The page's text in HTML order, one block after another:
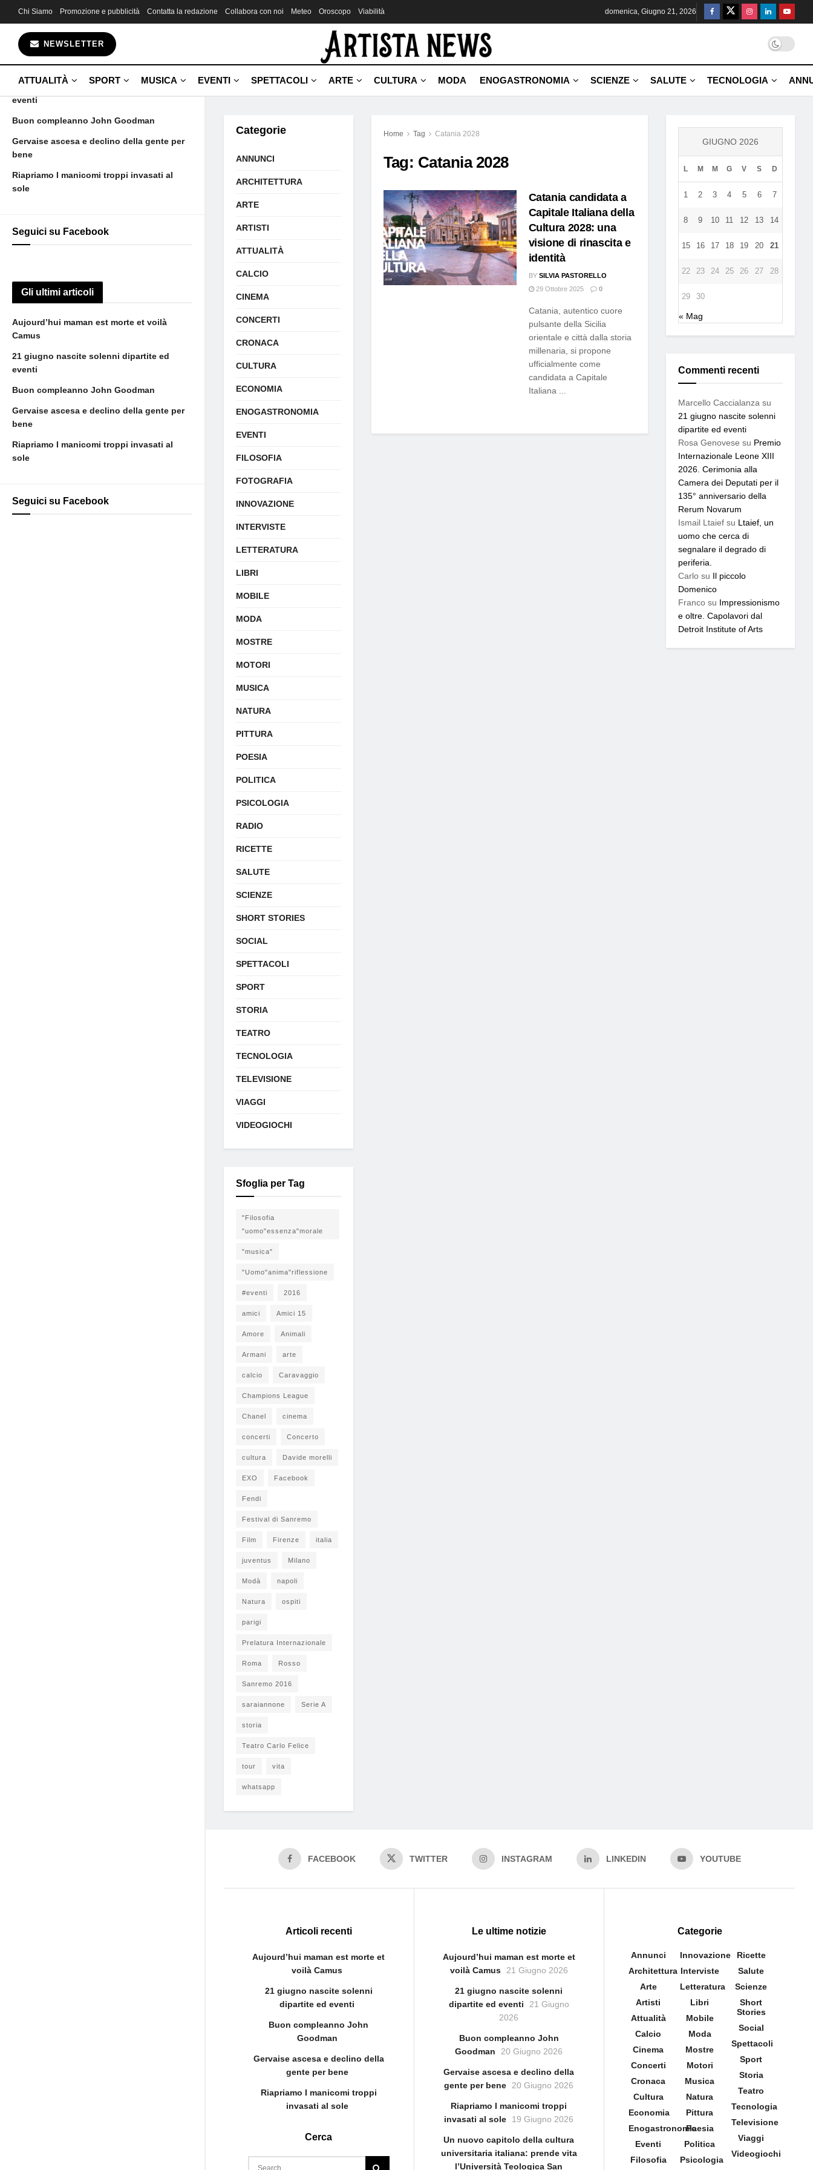
Gli ultimi articoli
Aujourd’hui maman est morte et voilà
Camus
21 giugno nascite solenni dipartite ed
eventi
Buon compleanno John Goodman
Gervaise ascesa e declino della gente per
bene
Riapriamo I manicomi troppi invasati al
sole
Seguici su Facebook
Gli ultimi articoli
Aujourd’hui maman est morte et voilà
Camus
21 giugno nascite solenni dipartite ed
eventi
Buon compleanno John Goodman
Gervaise ascesa e declino della gente per
bene
Riapriamo I manicomi troppi invasati al
sole
Seguici su Facebook
Chi Siamo Promozione e pubblicità Contatta la redazione Collabora con noi Meteo Oroscopo Viabilità domenica, Giugno 21, 2026
NEWSLETTER
ATTUALITÀ SPORT MUSICA EVENTI SPETTACOLI ARTE CULTURA MODA ENOGASTRONOMIA SCIENZE SALUTE TECNOLOGIA
Home Tag Catania 2028
Tag: Catania 2028
Catania candidata a
Capitale Italiana della
Cultura 2028: una
visione di rinascita e
identità
BY SILVIA PASTORELLO
29 Ottobre 2025
0
Catania, autentico cuore
pulsante della Sicilia
orientale e città dalla storia
millenaria, si propone
ufficialmente come
candidata a Capitale
Italiana ...
Categorie
ANNUNCI
ARCHITETTURA
ARTE
ARTISTI
ATTUALITÀ
CALCIO
CINEMA
CONCERTI
CRONACA
CULTURA
ECONOMIA
ENOGASTRONOMIA
EVENTI
FILOSOFIA
FOTOGRAFIA
INNOVAZIONE
INTERVISTE
LETTERATURA
LIBRI
MOBILE
MODA
MOSTRE
MOTORI
MUSICA
NATURA
PITTURA
POESIA
POLITICA
PSICOLOGIA
RADIO
RICETTE
SALUTE
SCIENZE
SHORT STORIES
SOCIAL
SPETTACOLI
SPORT
STORIA
TEATRO
TECNOLOGIA
TELEVISIONE
VIAGGI
VIDEOGIOCHI
Sfoglia per Tag
"Filosofia
"uomo"essenza"morale
"musica"
"Uomo"anima"riflessione
#eventi 2016
amici Amici 15
Amore Animali
Armani arte
calcio Caravaggio
Champions League
Chanel cinema
concerti Concerto
cultura Davide morelli
EXO Facebook
Fendi
Festival di Sanremo
Film Firenze italia
juventus Milano
Modà napoli
Natura ospiti
parigi
Prelatura Internazionale
Roma Rosso
Sanremo 2016
saraiannone Serie A
storia
Teatro Carlo Felice
tour vita
whatsapp
GIUGNO 2026
L M M G V S D
1 2 3 4 5 6 7
8 9 10 11 12 13 14
15 16 17 18 19 20 21
22 23 24 25 26 27 28
29 30
« Mag
Commenti recenti
Marcello Caccialanza su
21 giugno nascite solenni
dipartite ed eventi
Rosa Genovese su Premio
Internazionale Leone XIII
2026. Cerimonia alla
Camera dei Deputati per il
135° anniversario della
Rerum Novarum
Ismail Ltaiefsu Ltaief, un
uomo che cerca di
segnalare il degrado di
periferia.
Carlosu Il piccolo
Domenico
Francosu Impressionismo
e oltre. Capolavori dal
Detroit Institute of Arts
FACEBOOK TWITTER INSTAGRAM LINKEDIN YOUTUBE
Articoli recenti
Aujourd’hui maman est morte et
voilà Camus
21 giugno nascite solenni
dipartite ed eventi
Buon compleanno John
Goodman
Gervaise ascesa e declino della
gente per bene
Riapriamo I manicomi troppi
invasati al sole
Cerca
Le ultime notizie
Aujourd’hui maman est morte et
voilà Camus
21 Giugno 2026
21 giugno nascite solenni
dipartite ed eventi
21 Giugno
2026
Buon compleanno John
Goodman
20 Giugno 2026
Gervaise ascesa e declino della
gente per bene
20 Giugno 2026
Riapriamo I manicomi troppi
invasati al sole
19 Giugno 2026
Un nuovo capitolo della cultura
universitaria italiana: prende vita
l’Università Teologica San
Categorie
Annunci
Architettura
Arte
Artisti
Attualità
Calcio
Cinema
Concerti
Cronaca
Cultura
Economia
Enogastronomia
Eventi
Filosofia
Innovazione
Interviste
Letteratura
Libri
Mobile
Moda
Mostre
Motori
Musica
Natura
Pittura
Poesia
Politica
Psicologia
Ricette
Salute
Scienze
Short
Stories
Social
Spettacoli
Sport
Storia
Teatro
Tecnologia
Televisione
Viaggi
Videogiochi